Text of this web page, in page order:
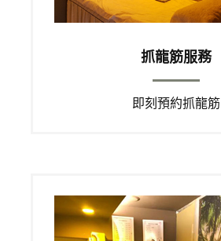
抓龍筋服務
即刻預約抓龍筋